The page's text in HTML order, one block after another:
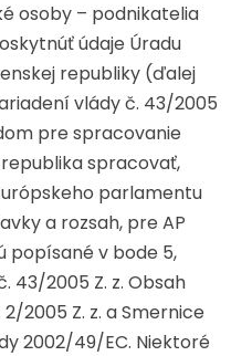
osoby – podnikatelia
údaje Úradu
republiky (ďalej
vlády č. 43/2005
pre spracovanie
spracovať,
parlamentu
a rozsah, pre AP
popísané v bode 5,
43/2005 Z. z. Obsah
2005 Z. z. a Smernice
2002/49/EC. Niektoré